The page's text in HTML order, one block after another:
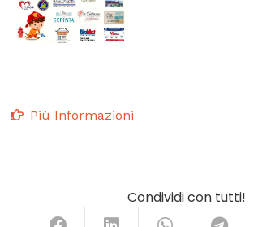
Più Informazioni
Condividi con tutti!